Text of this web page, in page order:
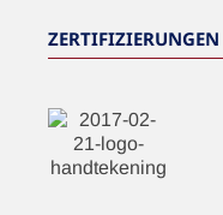
ZERTIFIZIERUNGEN